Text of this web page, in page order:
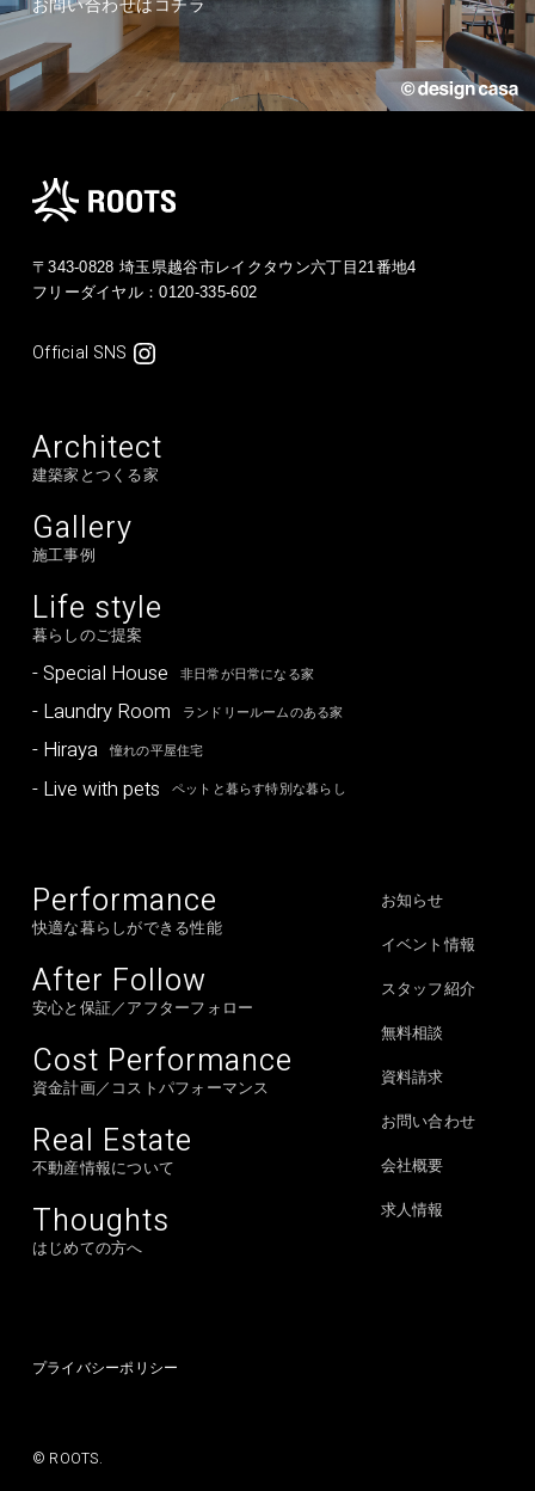
お問い合わせはコチラ
〒343-0828 埼玉県越谷市レイクタウン六丁目21番地4
フリーダイヤル：0120-335-602
Official SNS
Architect
建築家とつくる家
Gallery
施工事例
Life style
暮らしのご提案
- Special House 非日常が日常になる家
- Laundry Room ランドリールームのある家
- Hiraya 憧れの平屋住宅
- Live with pets ペットと暮らす特別な暮らし
Performance
快適な暮らしができる性能
After Follow
安心と保証／アフターフォロー
Cost Performance
資金計画／コストパフォーマンス
Real Estate
不動産情報について
Thoughts
はじめての方へ
お知らせ
イベント情報
スタッフ紹介
無料相談
資料請求
お問い合わせ
会社概要
求人情報
プライバシーポリシー
© ROOTS.